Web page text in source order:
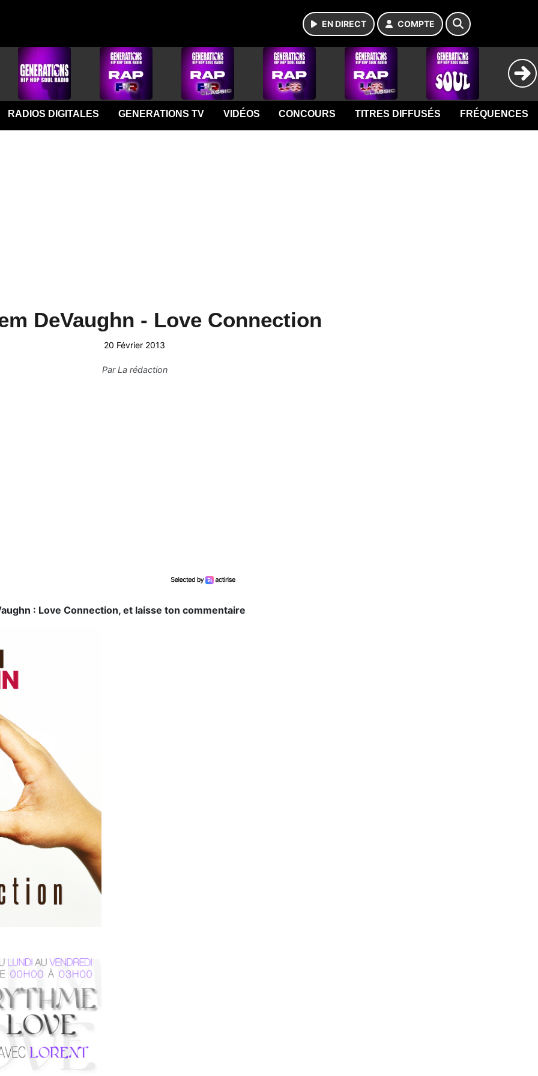
EN DIRECT COMPTE
RADIOS DIGITALES GENERATIONS TV VIDÉOS CONCOURS TITRES DIFFUSÉS FRÉQUENCES
DeVaughn - Love Connection
20 Février 2013
ParLa rédaction
: Love Connection, et laisse ton commentaire